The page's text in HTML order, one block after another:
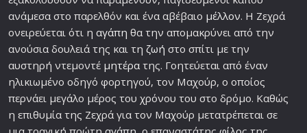
ανάμεσα στο παρελθόν και ένα αβέβαιο μέλλον. Η Ζεχρά
ονειρεύεται ότι η αγάπη θα την απομακρύνει από την
ανούσια δουλειά της και τη ζωή στο σπίτι με την
αυστηρή ντεμοντέ μητέρατης. Γοητεύεται από έναν
ηλικιωμένο οδηγό φορτηγού, τον Μαχούρ, ο οποίος
περνάει μεγάλο μέρος του χρόνου του στο δρόμο. Καθώς
η επιθυμία της Ζεχρά για τον Μαχούρ μετατρέπεται σε